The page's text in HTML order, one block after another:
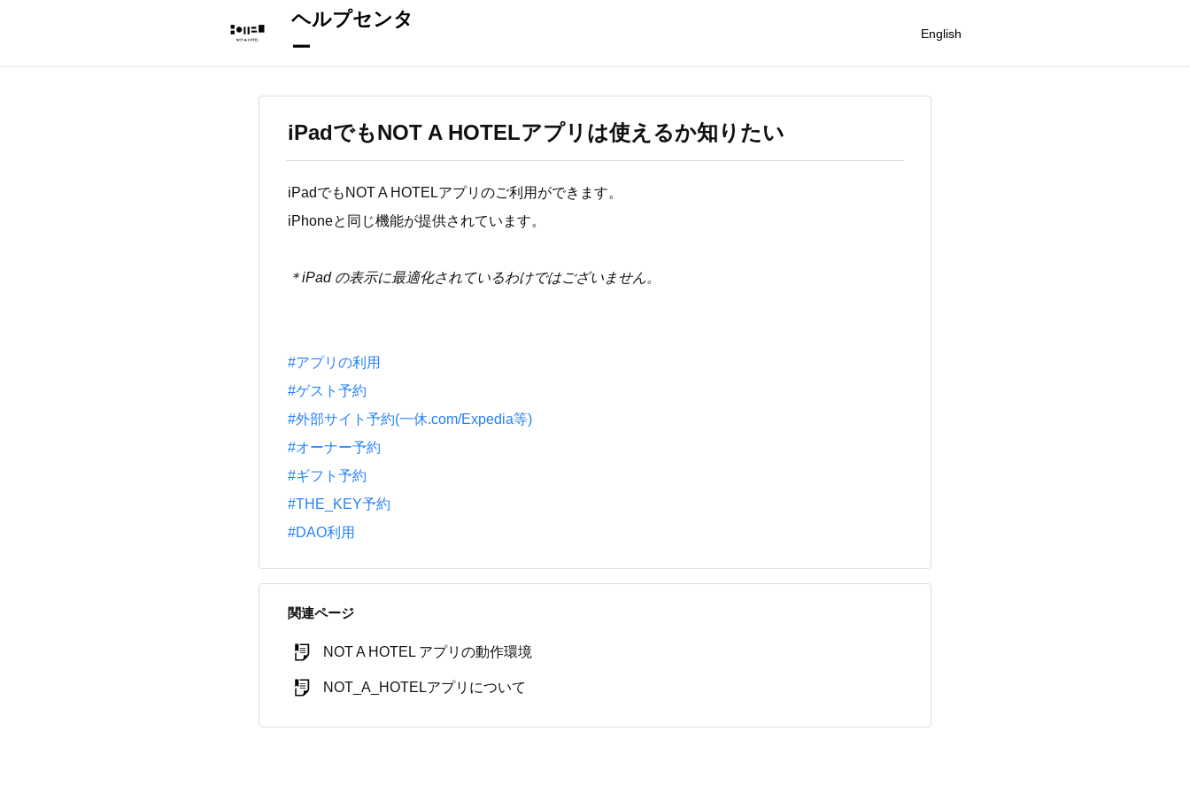
English
iPadでもNOT A HOTELアプリは使えるか知りたい
iPadでもNOT A HOTELアプリのご利用ができます。
iPhoneと同じ機能が提供されています。
＊iPad の表示に最適化されているわけではございません。
#アプリの利用
#ゲスト予約
#外部サイト予約(一休.com/Expedia等)
#オーナー予約
#ギフト予約
#THE_KEY予約
#DAO利用
関連ページ
NOT A HOTEL アプリの動作環境
NOT_A_HOTELアプリについて